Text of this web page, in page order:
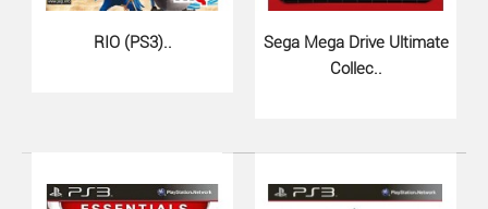
930 грн.
Montpellier. R..
RIO (PS3)..
Sega Mega Drive Ultimate
Collec..